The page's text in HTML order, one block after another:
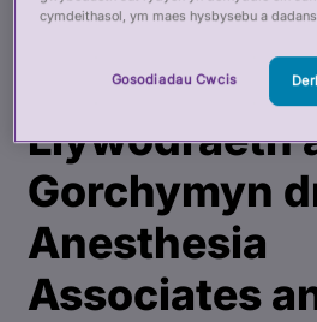
Proffesiynol
Llywodraeth
Gorchymyn
Anesthesia
Associates
cymdeithasol, ym maes hysbysebu a
Gosodiadau Cwcis